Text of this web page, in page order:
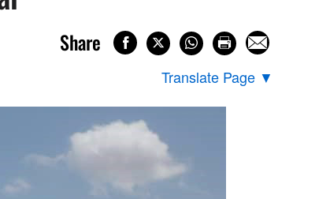
Share
Translate Page ▼